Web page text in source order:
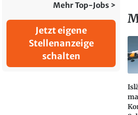
Mehr Top-Jobs >
Jetzt eigene
Stellenanzeige
schalten